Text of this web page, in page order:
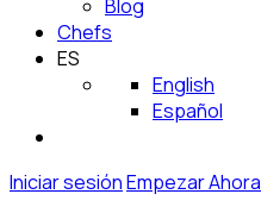
Blog
Chefs
ES
English
Español
Iniciar sesiónEmpezar Ahora